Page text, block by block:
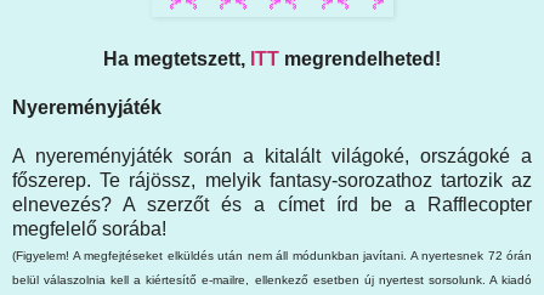
Ha megtetszett, ITT megrendelheted!
Nyereményjáték
A nyereményjáték során a kitalált világoké, országoké a
főszerep. Te rájössz, melyik fantasy-sorozathoz tartozik az
elnevezés? A szerzőt és a címet írd be a Rafflecopter
megfelelő sorába!
(Figyelem! A megfejtéseket elküldés után nem áll módunkban javítani. A nyertesnek 72 órán
belül válaszolnia kell a kiértesítő e-mailre, ellenkező esetben új nyertest sorsolunk. A kiadó